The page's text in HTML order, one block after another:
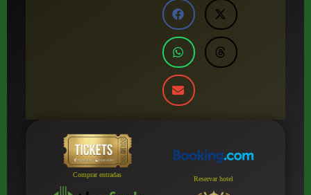
Comprar entradas
Reservar hotel